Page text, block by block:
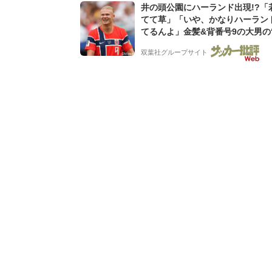
井の頭公園にハーランド出現!?「
てて草」「いや、かなりハーラン
てるんよ」金髪&背番号9の大男の
バイキング・ロー”映像が話題!「
もらった」
双葉社グループサイト